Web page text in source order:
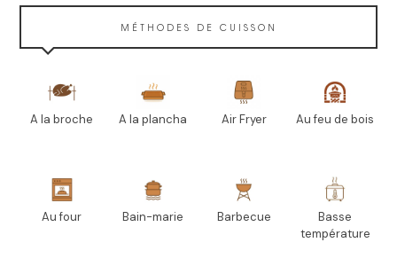
MÉTHODES DE CUISSON
A la broche A la plancha Air Fryer Au feu de bois
Au four Bain-marie Barbecue
Basse
température